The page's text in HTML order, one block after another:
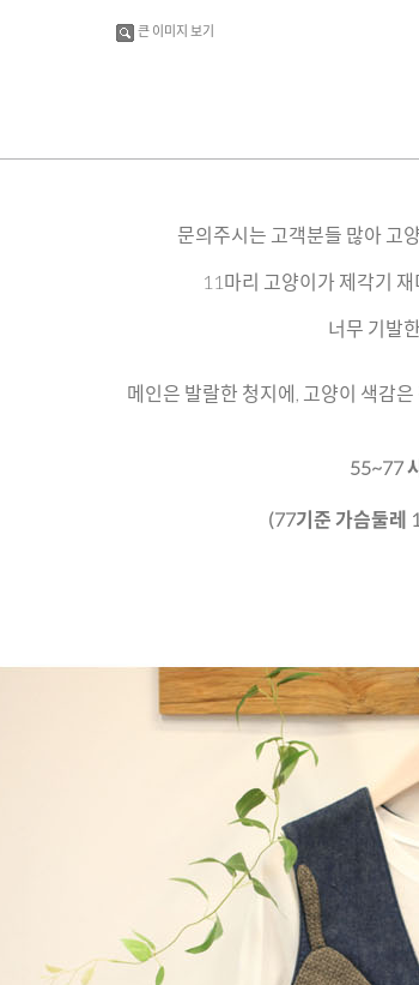
큰 이미지 보기
문의주시는 고객분들 많아 고
11마리 고양이가 제각기
너무 기발
메인은 발랄한 청지에, 고양이 색감
55~77
(77기준 가슴둘레